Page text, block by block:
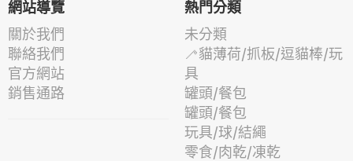
網站導覽
關於我們
聯絡我們
官方網站
銷售通路
熱門分類
未分類
🦯貓薄荷/抓板/逗貓棒/玩
具
罐頭/餐包
罐頭/餐包
玩具/球/結繩
零食/肉乾/凍乾